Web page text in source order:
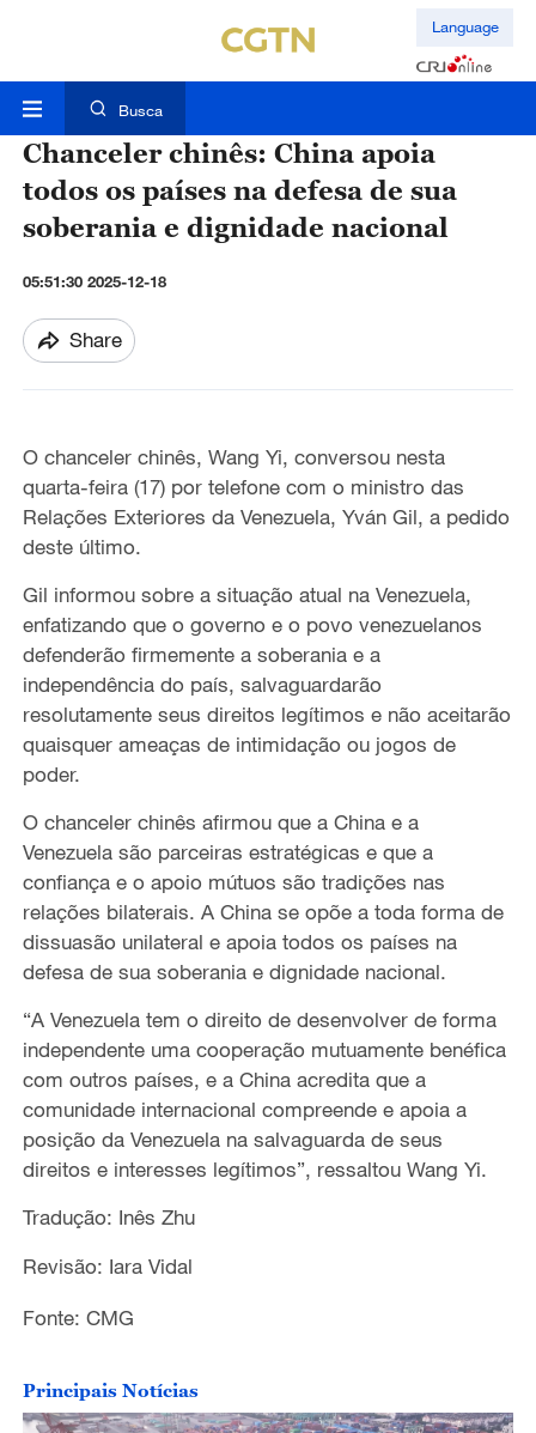
Language
Busca
Chanceler chinês: China apoia
todos os países na defesa de sua
soberania e dignidade nacional
05:51:30 2025-12-18
Share
O chanceler chinês, Wang Yi, conversou nesta
quarta-feira (17) por telefone com o ministro das
Relações Exteriores da Venezuela, Yván Gil, a pedido
deste último.
Gil informou sobre a situação atual na Venezuela,
enfatizando que o governo e o povo venezuelanos
defenderão firmemente a soberania e a
independência do país, salvaguardarão
resolutamente seus direitos legítimos e não aceitarão
quaisquer ameaças de intimidação ou jogos de
poder.
O chanceler chinês afirmou que a China e a
Venezuela são parceiras estratégicas e que a
confiança e o apoio mútuos são tradições nas
relações bilaterais. A China se opõe a toda forma de
dissuasão unilateral e apoia todos os países na
defesa de sua soberania e dignidade nacional.
“A Venezuela tem o direito de desenvolver de forma
independente uma cooperação mutuamente benéfica
com outros países, e a China acredita que a
comunidade internacional compreende e apoia a
posição da Venezuela na salvaguarda de seus
direitos e interesses legítimos”, ressaltou Wang Yi.
Tradução: Inês Zhu
Revisão: Iara Vidal
Fonte: CMG
Principais Notícias